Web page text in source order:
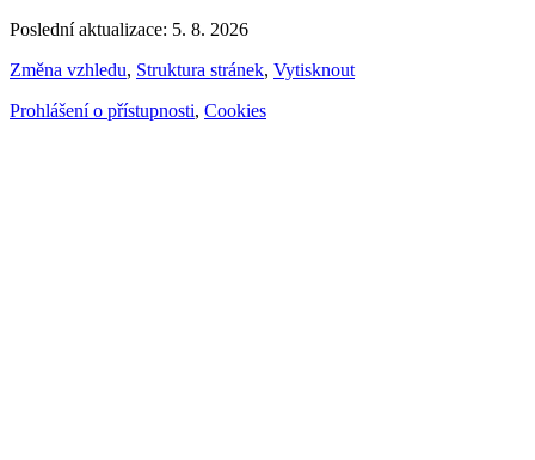
Poslední aktualizace: 5. 8. 2026
Změna vzhledu, Struktura stránek, Vytisknout
Prohlášení o přístupnosti, Cookies